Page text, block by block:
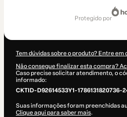
protegido por
Tem dúvidas sobre o produto? Entre em
Não consegue finalizar esta compra?
Caso precise solicitar atendimento, o
informado:
CKTID-D92614533Y1-1786131820736-
Suas informações foram preenchidas
Clique aqui para saber mais.